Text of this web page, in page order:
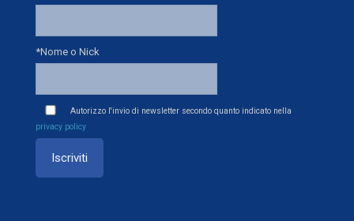
*Nome o Nick
Autorizzo l'invio di newsletter secondo quanto indicato nella
privacy policy